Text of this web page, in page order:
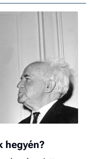
hegyén?